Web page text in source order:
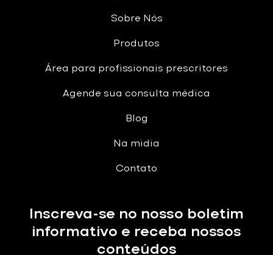
Sobre Nós
Produtos
Área para profissionais prescritores
Agende sua consulta médica
Blog
Na midia
Contato
Inscreva-se no nosso boletim
informativo e receba nossos
conteúdos